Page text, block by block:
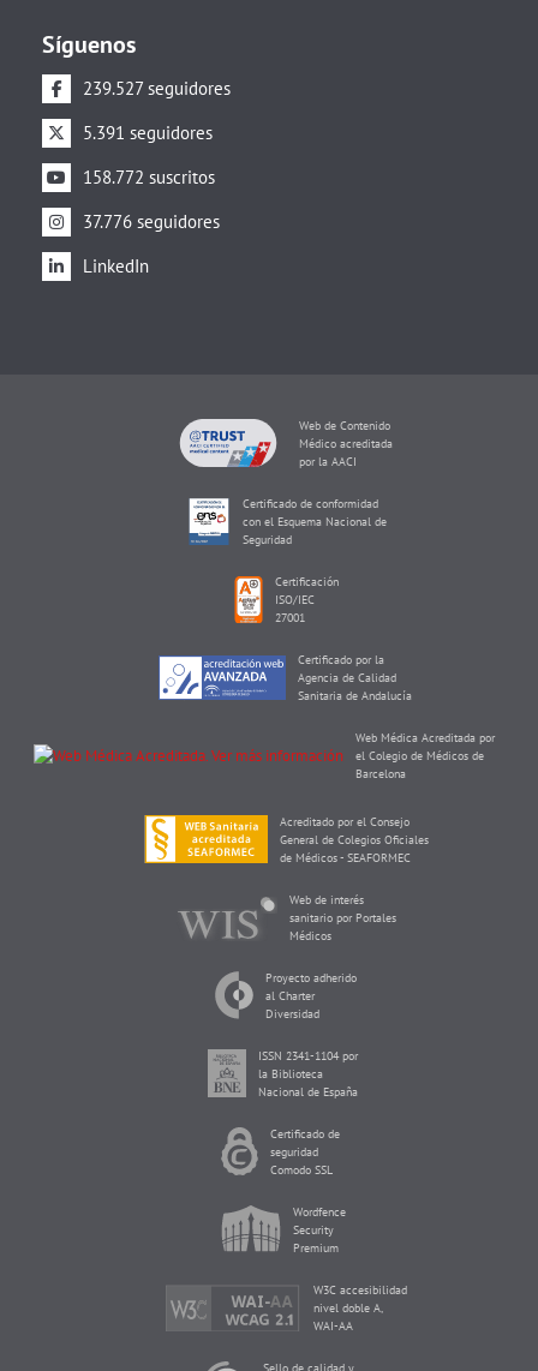
Síguenos
239.527 seguidores
5.391 seguidores
158.772 suscritos
37.776 seguidores
LinkedIn
Web de Contenido
Médico acreditada
por la AACI
Certificado de conformidad
con el Esquema Nacional de
Seguridad
Certificación
ISO/IEC
27001
Certificado por la
Agencia de Calidad
Sanitaria de Andalucía
Web Médica Acreditada por
el Colegio de Médicos de
Barcelona
Acreditado por el Consejo
General de Colegios Oficiales
de Médicos - SEAFORMEC
Web de interés
sanitario por Portales
Médicos
Proyecto adherido
al Charter
Diversidad
ISSN 2341-1104 por
la Biblioteca
Nacional de España
Certificado de
seguridad
Comodo SSL
Wordfence
Security
Premium
W3C accesibilidad
nivel doble A,
WAI-AA
Sello de calidad y